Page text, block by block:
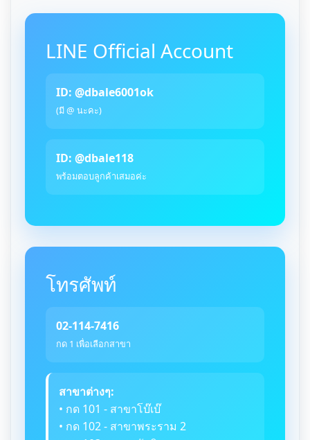
LINE Official Account
ID: @dbale6001ok
(มี @ นะคะ)
ID: @dbale118
พร้อมตอบลูกค้าเสมอค่ะ
โทรศัพท์
02-114-7416
กด 1 เพื่อเลือกสาขา
สาขาต่างๆ:
• กด 101 - สาขาโบ๊เบ๊
• กด 102 - สาขาพระราม 2